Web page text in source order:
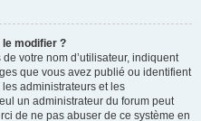
le modifier ?
votre nom d’utilisateur, indiquent
que vous avez publié ou identifient
administrateurs et les
un administrateur du forum peut
de ne pas abuser de ce système en